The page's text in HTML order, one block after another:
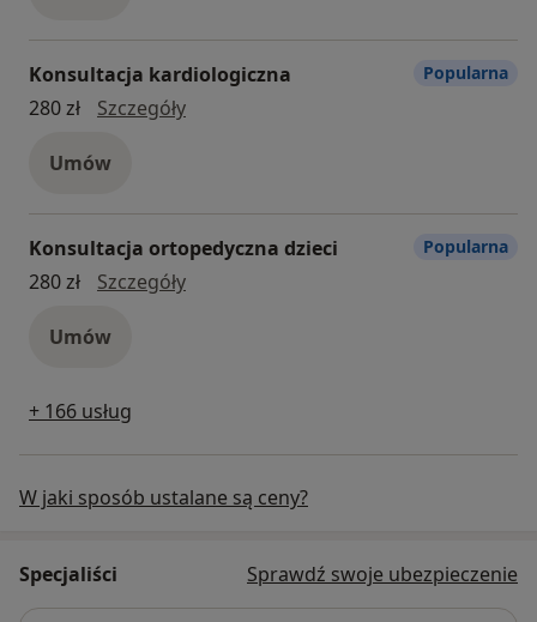
Konsultacja kardiologiczna
280 zł
Szczegółykonsultacja kardiologiczna
Umów
Popularna
Konsultacja ortopedyczna dzieci
280 zł
Szczegółykonsultacja ortopedyczna dzieci
Umów
Popularna
+ 166 usług
W jaki sposób ustalane są ceny?
Specjaliści Sprawdź swoje ubezpieczenie